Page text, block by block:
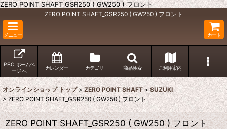
ZERO POINT SHAFT_GSR250 ( GW250 ) フロント
ZERO POINT SHAFT_GSR250 ( GW250 ) フロント
メニュー カート
P.E.O. ホームペ
ージ へ
カレンダー カテゴリ 商品検索 ご利用案内
オンラインショップ トップ > ZERO POINT SHAFT > SUZUKI
> ZERO POINT SHAFT_GSR250 ( GW250 ) フロント
ZERO POINT SHAFT_GSR250 ( GW250 ) フロント